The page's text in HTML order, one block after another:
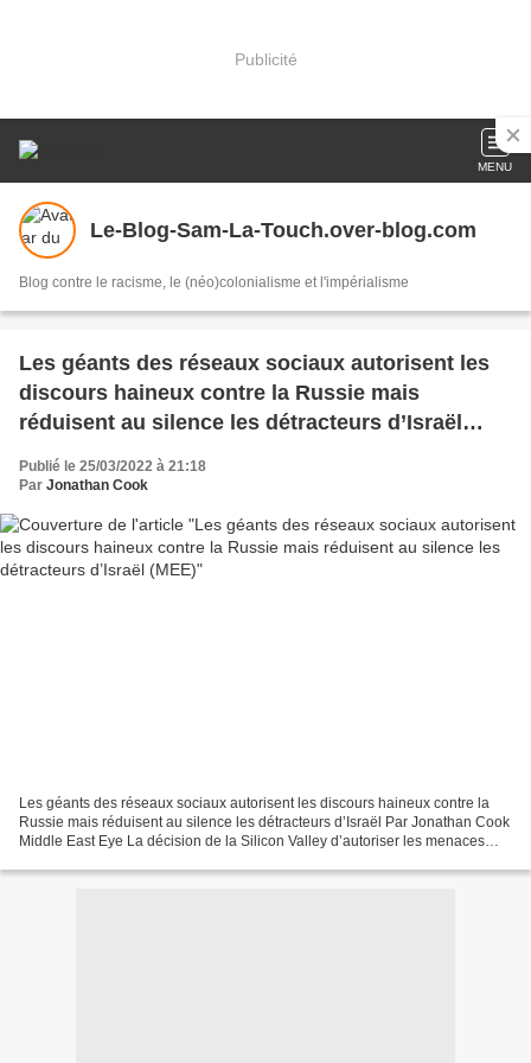
Publicité
MENU
Le-Blog-Sam-La-Touch.over-blog.com
Blog contre le racisme, le (néo)colonialisme et l'impérialisme
Les géants des réseaux sociaux autorisent les
discours haineux contre la Russie mais
réduisent au silence les détracteurs d’Israël
(MEE)
Publié le 25/03/2022 à 21:18
Par Jonathan Cook
Les géants des réseaux sociaux autorisent les discours haineux contre la
Russie mais réduisent au silence les détracteurs d’Israël Par Jonathan Cook
Middle East Eye La décision de la Silicon Valley d’autoriser les menaces